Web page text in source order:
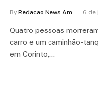
By Redacao News Am 6 de
Quatro pessoas
carro e um caminhão-
em Corinto,…